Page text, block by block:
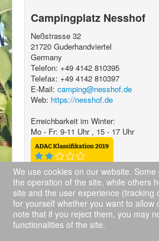
Campingplatz Nesshof
Neßstrasse 32
21720 Guderhandviertel
Germany
Telefon: +49 4142 810395
Telefax: +49 4142 810397
E-Mail: camping@nesshof.de
Web: https://nesshof.de
Erreichbarkeit im Winter:
Mo - Fr: 9-11 Uhr , 15 - 17 Uhr
We use cookies on our website.
the operation of the site, while others
site and the user experience (tracking
for yourself whether you want to allow
note that if you reject them, you may
functionalities of the site.